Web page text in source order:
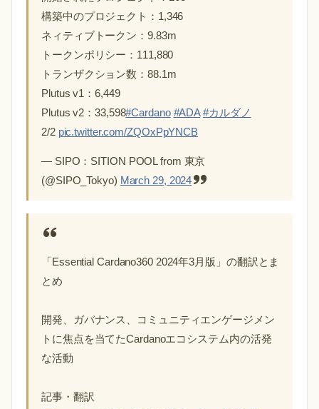
構築中のプロジェクト：1,346
ネィティブトークン：9.83m
トークンポリシー：111,880
トランザクション数：88.1m
Plutus v1：6,449
Plutus v2：33,598#Cardano #ADA #カルダノ
2/2 pic.twitter.com/ZQOxPpYNCB
— SIPO：SITION POOL from 東京
(@SIPO_Tokyo) March 29, 2024
「Essential Cardano360 2024年3月版」の翻訳とま
とめ
開発、ガバナンス、コミュニティエンゲージメン
トに焦点を当てたCardanoエコシステム内の活発
な活動
記事・翻訳